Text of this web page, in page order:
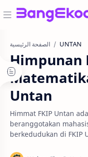
الصفحة الرئيسية UNTAN
Himpunan
Untan
Himmat FKIP Untan
beranggotakan
berkedudukan di FKIP